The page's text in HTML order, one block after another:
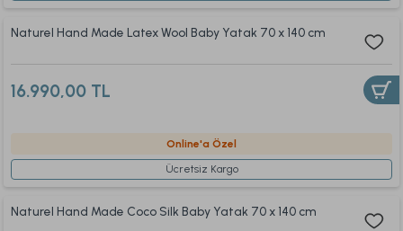
Naturel Hand Made Latex Wool Baby Yatak 70 x 140 cm
16.990,00 TL
Online'a Özel
Ücretsiz Kargo
Naturel Hand Made Coco Silk Baby Yatak 70 x 140 cm